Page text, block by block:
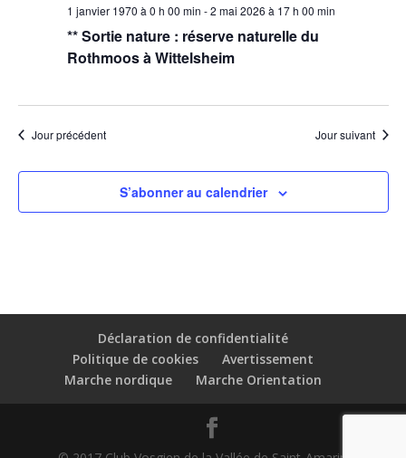
1 janvier 1970 à 0 h 00 min -2 mai 2026 à 17 h 00 min
** Sortie nature : réserve naturelle du
Rothmoos à Wittelsheim
Jour précédent Jour suivant
S’abonner au calendrier
Déclaration de confidentialité
Politique de cookies
Avertissement
Marche nordique
Marche Orientation